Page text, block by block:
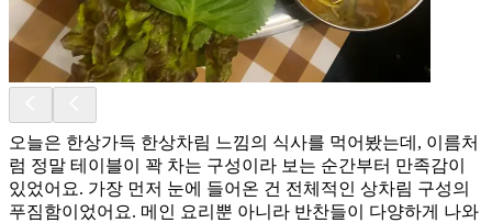
오늘은 한상가득 한상차림 느낌의 식사를 먹어봤는데, 이름처
럼 정말 테이블이 꽉 차는 구성이라 보는 순간부터 만족감이
있었어요. 가장 먼저 눈에 들어온 건 전체적인 상차림 구성의
푸짐함이었어요. 메인 요리뿐 아니라 반찬들이 다양하게 나와